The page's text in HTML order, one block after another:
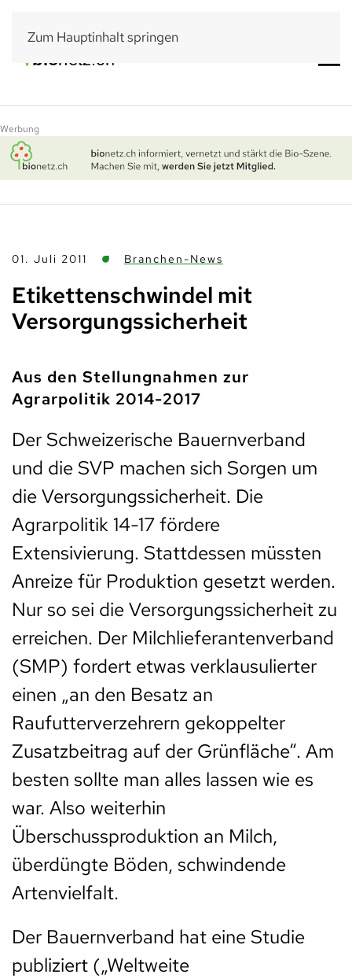
Zum Hauptinhalt springen
Werbung
01. Juli 2011 Branchen-News
Etikettenschwindel mit
Versorgungssicherheit
Aus den Stellungnahmen zur
Agrarpolitik 2014-2017
Der Schweizerische Bauernverband
und die SVP machen sich Sorgen um
die Versorgungssicherheit. Die
Agrarpolitik 14-17 fördere
Extensivierung. Stattdessen müssten
Anreize für Produktion gesetzt werden.
Nur so sei die Versorgungssicherheit zu
erreichen. Der Milchlieferantenverband
(SMP) fordert etwas verklausulierter
einen „an den Besatz an
Raufutterverzehrern gekoppelter
Zusatzbeitrag auf der Grünfläche“. Am
besten sollte man alles lassen wie es
war. Also weiterhin
Überschussproduktion an Milch,
überdüngte Böden, schwindende
Artenvielfalt.
Der Bauernverband hat eine Studie
publiziert („Weltweite